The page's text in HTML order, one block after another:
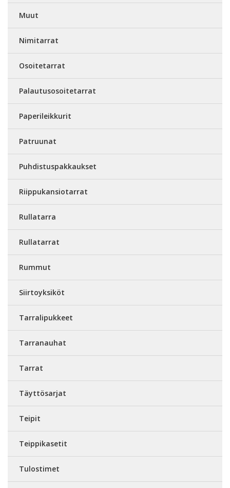
Muut
Nimitarrat
Osoitetarrat
Palautusosoitetarrat
Paperileikkurit
Patruunat
Puhdistuspakkaukset
Riippukansiotarrat
Rullatarra
Rullatarrat
Rummut
Siirtoyksiköt
Tarralipukkeet
Tarranauhat
Tarrat
Täyttösarjat
Teipit
Teippikasetit
Tulostimet